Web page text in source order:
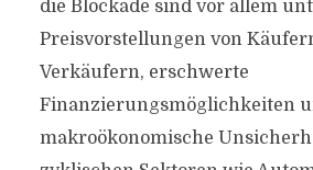
die Blockade sind vor allem
Preisvorstellungen von
Verkäufern, erschwerte
Finanzierungsmöglichkeiten
makroökonomische